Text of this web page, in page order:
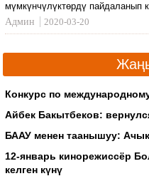
мүмкүнчүлүктөрдү пайдаланып
Админ
2020-03-20
Конкурс по
Айбек Бакытбеков:
БААУ менен таанышуу:
12-январь кинорежиссёр
келген күнү